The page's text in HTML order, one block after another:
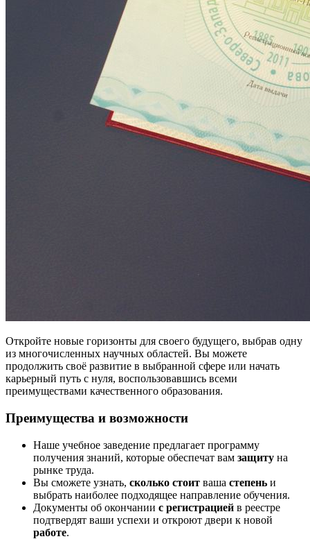
Откройте новые горизонты для своего будущего, выбрав одну
из многочисленных научных областей. Вы можете
продолжить своё развитие в выбранной сфере или начать
карьерный путь с нуля, воспользовавшись всеми
преимуществами качественного образования.
Преимущества и возможности
Наше учебное заведение предлагает программу
получения знаний, которые обеспечат вам защиту на
рынке труда.
Вы сможете узнать, сколько стоит ваша степень и
выбрать наиболее подходящее направление обучения.
Документы об окончании с регистрацией в реестре
подтвердят ваши успехи и откроют двери к новой
работе.